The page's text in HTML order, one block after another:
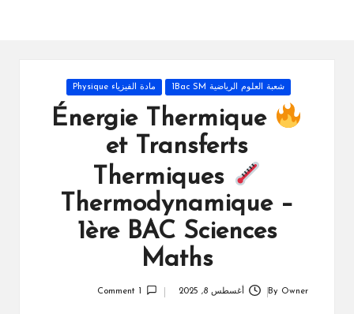
Posted
in
شعبة العلوم الرياضية 1Bac SM مادة الفيزياء Physique
Énergie Thermique
et Transferts
Thermiques
Thermodynamique –
1ère BAC Sciences
Maths
By Owner أغسطس 8, 2025